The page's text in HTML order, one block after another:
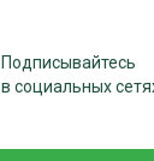
Подписывайтесь
в социальных